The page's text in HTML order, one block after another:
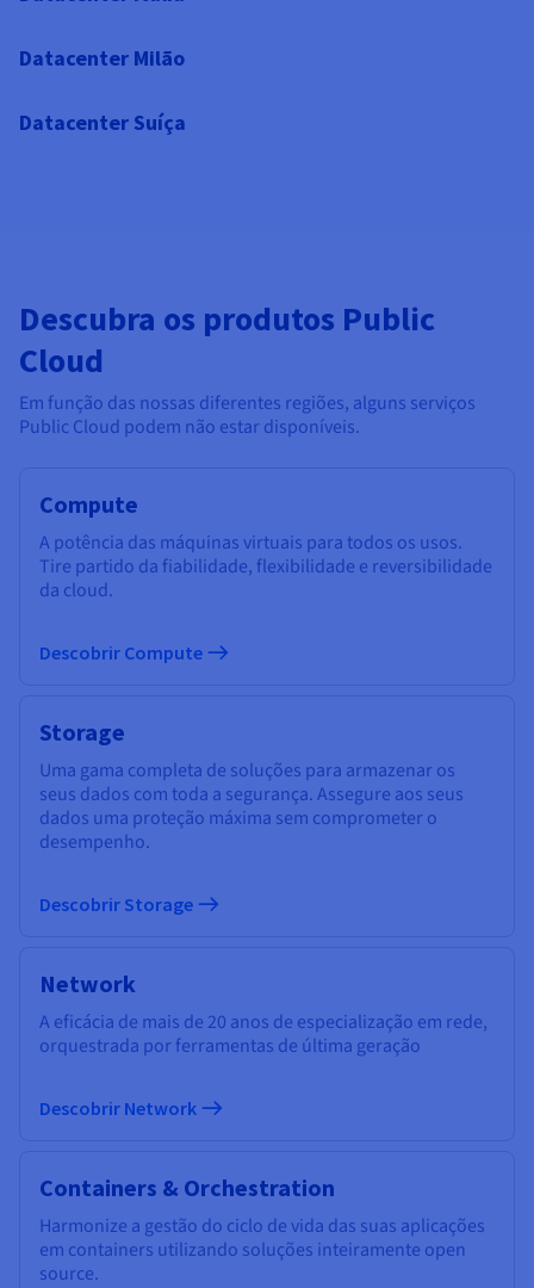
Datacenter Milão
Datacenter Suíça
Descubra os produtos Public
Cloud
Em função das nossas diferentes regiões, alguns serviços
Public Cloud podem não estar disponíveis.
Compute
A potência das máquinas virtuais para todos os usos.
Tire partido da fiabilidade, flexibilidade e reversibilidade
da cloud.
Descobrir Compute
Storage
Uma gama completa de soluções para armazenar os
seus dados com toda a segurança. Assegure aos seus
dados uma proteção máxima sem comprometer o
desempenho.
Descobrir Storage
Network
A eficácia de mais de 20 anos de especialização em rede,
orquestrada por ferramentas de última geração
Descobrir Network
Containers & Orchestration
Harmonize a gestão do ciclo de vida das suas aplicações
em containers utilizando soluções inteiramente open
source.